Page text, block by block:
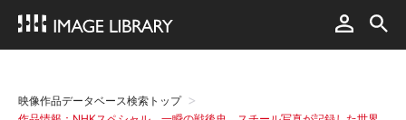
映像作品データベース検索トップ